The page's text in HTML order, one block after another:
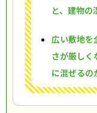
と、建物の
広い敷地を
さが厳しく
に混ぜるの